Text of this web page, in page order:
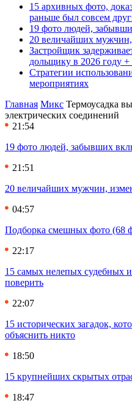
15 архивных фото,
раньше был совсем
19 фото людей,
20 величайших
Застройщик
дольщику в 2026 году
Стратегии
мероприятиях
Главная Микс Термоусадка
электрических соединений
21:54
19 фото людей, забывших
21:51
20 величайших мужчин,
04:57
Подборка смешных фото (68
22:17
15 самых нелепых судебных
поверить
22:07
15 исторических загадок,
объяснить никто
18:50
15 крупнейших скрытых
18:47